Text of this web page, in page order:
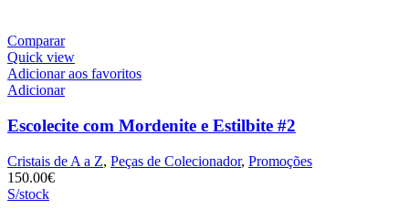
Comparar
Quick view
Adicionar aos favoritos
Adicionar
Escolecite com Mordenite e Estilbite #2
Cristais de A a Z, Peças de Colecionador, Promoções
150.00€
S/stock